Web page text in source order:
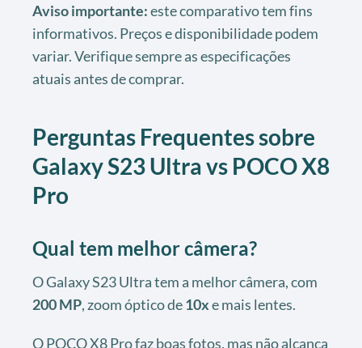
Aviso importante:este comparativo tem fins
informativos. Preços e disponibilidade podem
variar. Verifique sempre as especificações
atuais antes de comprar.
Perguntas Frequentes sobre
Galaxy S23 Ultra vs POCO X8
Pro
Qual tem melhor câmera?
O Galaxy S23 Ultra tem a melhor câmera, com
200 MP, zoom óptico de10xe mais lentes.
O POCO X8 Pro faz boas fotos, mas não alcança